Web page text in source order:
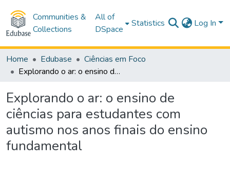
Communities &
Collections
All of
DSpace
Statistics Log In
Home Edubase
Ciências em Foco
Explorando o ar: o ensino de ciências para estudantes com autismo nos anos finais do ensino fundamental
Explorando o ar: o ensino de
ciências para estudantes com
autismo nos anos finais do ensino
fundamental